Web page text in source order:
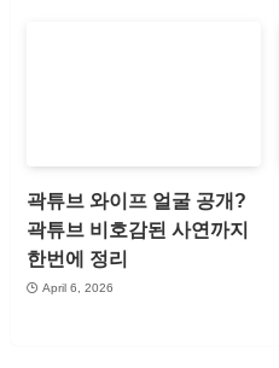
곽튜브 와이프 얼굴 공개?
곽튜브 비호감된 사연까지
한번에 정리
April 6, 2026